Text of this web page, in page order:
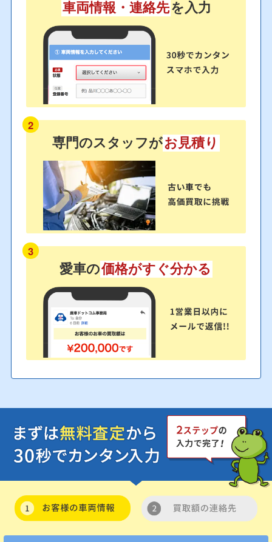
車両情報・連絡先を入力
2
専門のスタッフがお見積り
3
愛車の価格がすぐ分かる